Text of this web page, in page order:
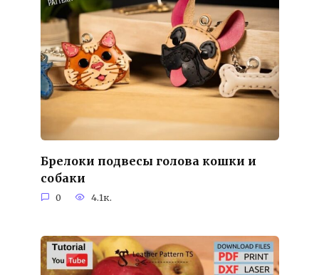
Брелоки подвесы голова кошки и
собаки
0 4.1к.